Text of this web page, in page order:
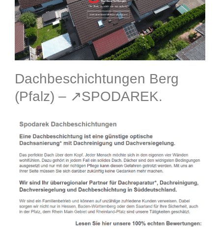
Dachbeschichtungen Berg
(Pfalz) – ↗️SPODAREK.